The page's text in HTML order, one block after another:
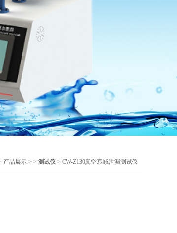
产品展示 > > 测试仪 > CW-Z130真空衰减泄漏测试仪